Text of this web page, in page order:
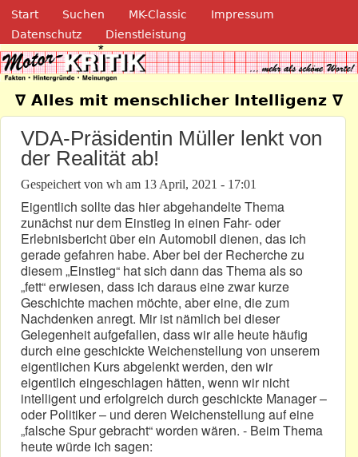
Direkt zum Inhalt
Navigation
Start Suchen MK-Classic
Impressum
Datenschutz
Dienstleistung
Motor-Kritik.de
∇ Alles mit menschlicher Intelligenz ∇
VDA-Präsidentin Müller lenkt von
der Realität ab!
Gespeichert von wh am 13 April, 2021 - 17:01
Eigentlich sollte das hier abgehandelte Thema
zunächst nur dem Einstieg in einen Fahr- oder
Erlebnisbericht über ein Automobil dienen, das ich
gerade gefahren habe. Aber bei der Recherche zu
diesem „Einstieg“ hat sich dann das Thema als so
„fett“ erwiesen, dass ich daraus eine zwar kurze
Geschichte machen möchte, aber eine, die zum
Nachdenken anregt. Mir ist nämlich bei dieser
Gelegenheit aufgefallen, dass wir alle heute häufig
durch eine geschickte Weichenstellung von unserem
eigentlichen Kurs abgelenkt werden, den wir
eigentlich eingeschlagen hätten, wenn wir nicht
intelligent und erfolgreich durch geschickte Manager –
oder Politiker – und deren Weichenstellung auf eine
„falsche Spur gebracht“ worden wären. - Beim Thema
heute würde ich sagen: